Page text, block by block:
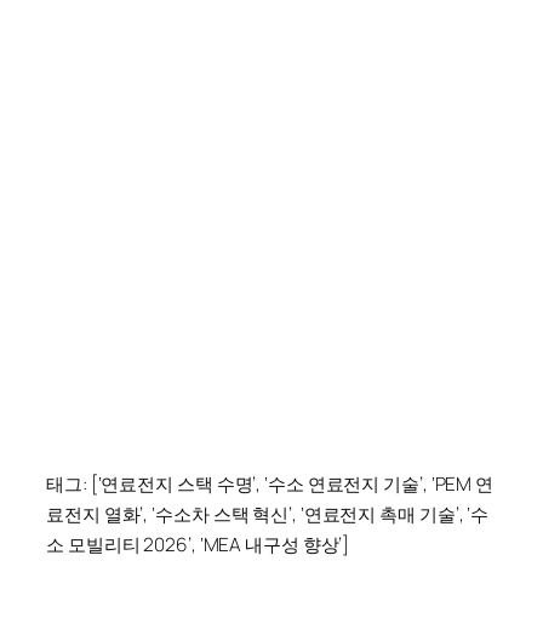
태그: [‘연료전지 스택 수명’, ‘수소 연료전지 기술’, ‘PEM 연
료전지 열화’, ‘수소차 스택 혁신’, ‘연료전지 촉매 기술’, ‘수
소 모빌리티 2026’, ‘MEA 내구성 향상’]